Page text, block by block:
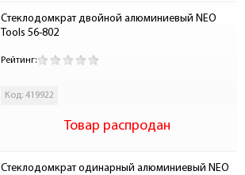
Стеклодомкрат двойной алюминиевый NEO
Tools 56-802
Рейтинг:
Код: 419922
Товар распродан
Стеклодомкрат одинарный алюминиевый NEO